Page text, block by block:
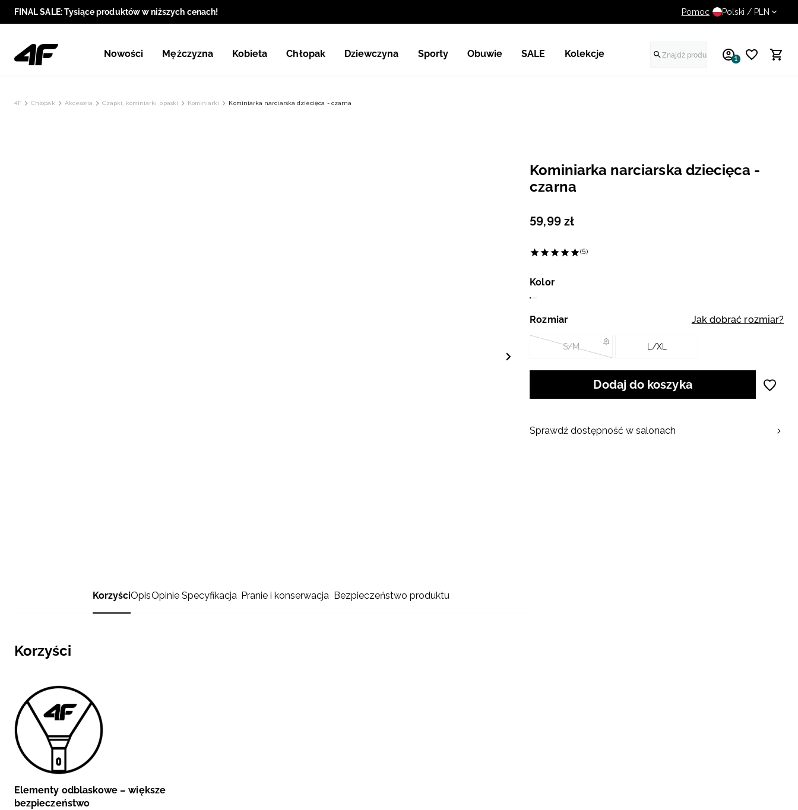
FINAL SALE: Tysiące produktów w niższych cenach! 14 dni na darmowy zwrot
Pomoc Polski / PLN
Nowości Mężczyzna Kobieta Chłopak Dziewczyna Sporty Obuwie SALE Kolekcje 1
4F Chłopak Akcesoria Czapki, kominiarki, opaski Kominiarki Kominiarka narciarska dziecięca - czarna
KorzyściOpisOpinie Specyfikacja Pranie i konserwacja Bezpieczeństwo produktu
Korzyści
Elementy odblaskowe – większe
bezpieczeństwo
Kominiarka narciarska dziecięca -
czarna
59,99 zł
(5)
Kolor
Rozmiar Jak dobrać rozmiar?
S/M L/XL
Dodaj do koszyka
Sprawdź dostępność w salonach